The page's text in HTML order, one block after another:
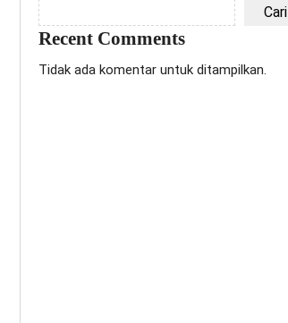
Cari
Recent Comments
Tidak ada komentar untuk ditampilkan.